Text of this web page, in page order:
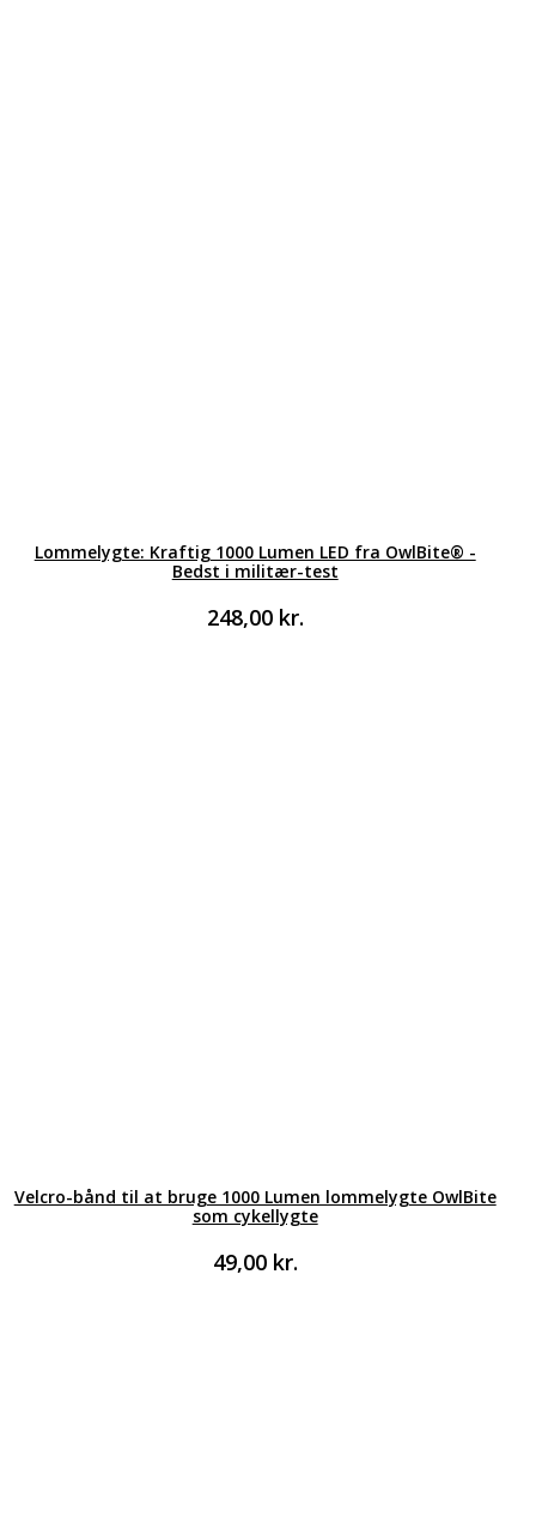
Lommelygte: Kraftig 1000 Lumen LED fra OwlBite® -
Bedst i militær-test
248,00 kr.
Velcro-bånd til at bruge 1000 Lumen lommelygte OwlBite
som cykellygte
49,00 kr.